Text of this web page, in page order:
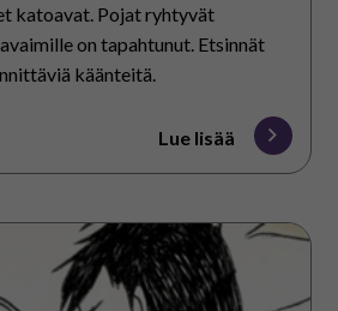
katoavat. Pojat ryhtyvät
on tapahtunut. Etsinnät
käänteitä.
Lue lisää